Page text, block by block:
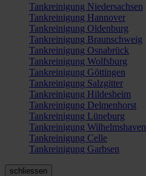
Tankreinigung Niedersachsen
Tankreinigung Hannover
Tankreinigung Oldenburg
Tankreinigung Braunschweig
Tankreinigung Osnabrück
Tankreinigung Wolfsburg
Tankreinigung Göttingen
Tankreinigung Salzgitter
Tankreinigung Hildesheim
Tankreinigung Delmenhorst
Tankreinigung Lüneburg
Tankreinigung Wilhelmshaven
Tankreinigung Celle
Tankreinigung Garbsen
schliessen